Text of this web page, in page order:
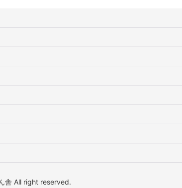
舎 All right reserved.